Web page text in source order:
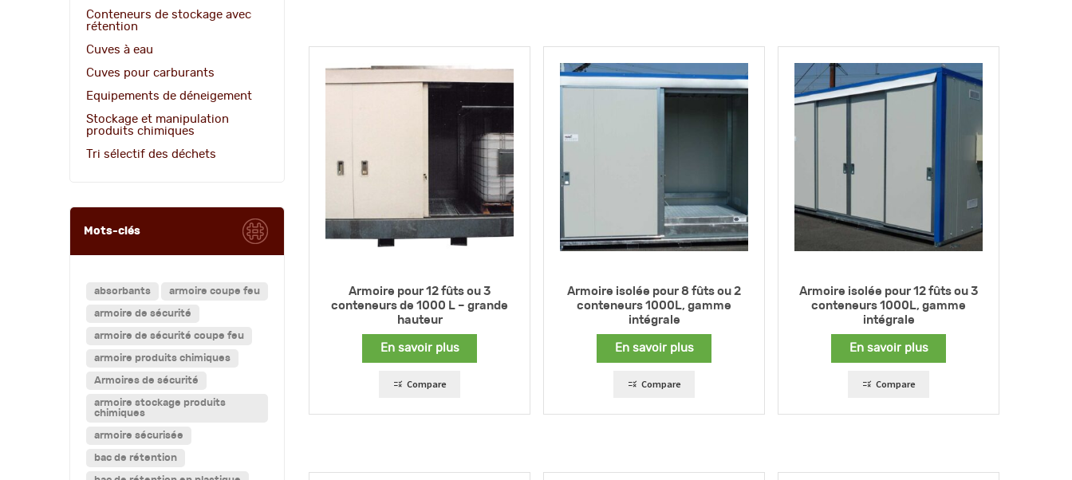
Conteneurs de stockage avec
rétention
Cuves à eau
Cuves pour carburants
Equipements de déneigement
Stockage et manipulation
produits chimiques
Tri sélectif des déchets
Mots-clés
absorbants armoire coupe feu
armoire de sécurité
armoire de sécurité coupe feu
armoire produits chimiques
Armoires de sécurité
armoire stockage produits
chimiques
armoire sécurisée
bac de rétention
Armoire pour 12 fûts ou 3
conteneurs de 1000 L – grande
hauteur
En savoir plus
Compare
Armoire isolée pour 8 fûts ou 2
conteneurs 1000L, gamme
intégrale
En savoir plus
Compare
Armoire isolée pour 12 fûts ou 3
conteneurs 1000L, gamme
intégrale
En savoir plus
Compare